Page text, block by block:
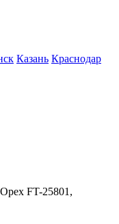
Казань Краснодар
FT-25801,